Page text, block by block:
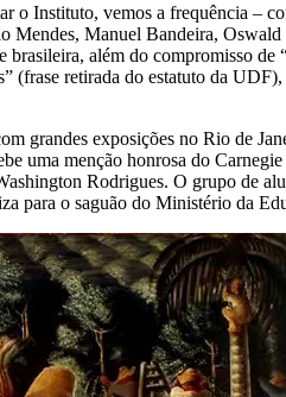
o Instituto, vemos a frequência –
Manuel Bandeira,
além do compromisso
(frase retirada do estatuto da
grandes exposições no Rio de
uma menção honrosa do
Rodrigues. O grupo de
para o saguão do Ministério da